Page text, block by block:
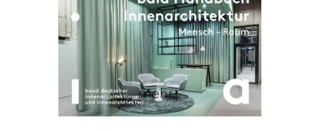
mehr...